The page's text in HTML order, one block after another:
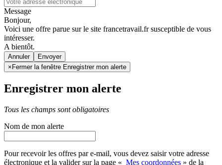
Message
Bonjour,
Voici une offre parue sur le site francetravail.fr susceptible de vous
intéresser.
A bientôt.
Annuler
× Fermer la fenêtre Enregistrer mon alerte
Enregistrer mon alerte
Tous les champs sont obligatoires
Nom de mon alerte
Pour recevoir les offres par e-mail, vous devez saisir votre adresse
électronique et la valider sur la page « Mes coordonnées » de la